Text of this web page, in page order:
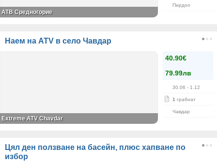
Пирдоп
АТВ Средногорие
Наем на ATV в село Чавдар
40.90€
79.99лв
30.06 - 1.12
1 грабнат
Чавдар
Extreme ATV Chavdar
Цял ден ползване на басейн, плюс хапване по
избор